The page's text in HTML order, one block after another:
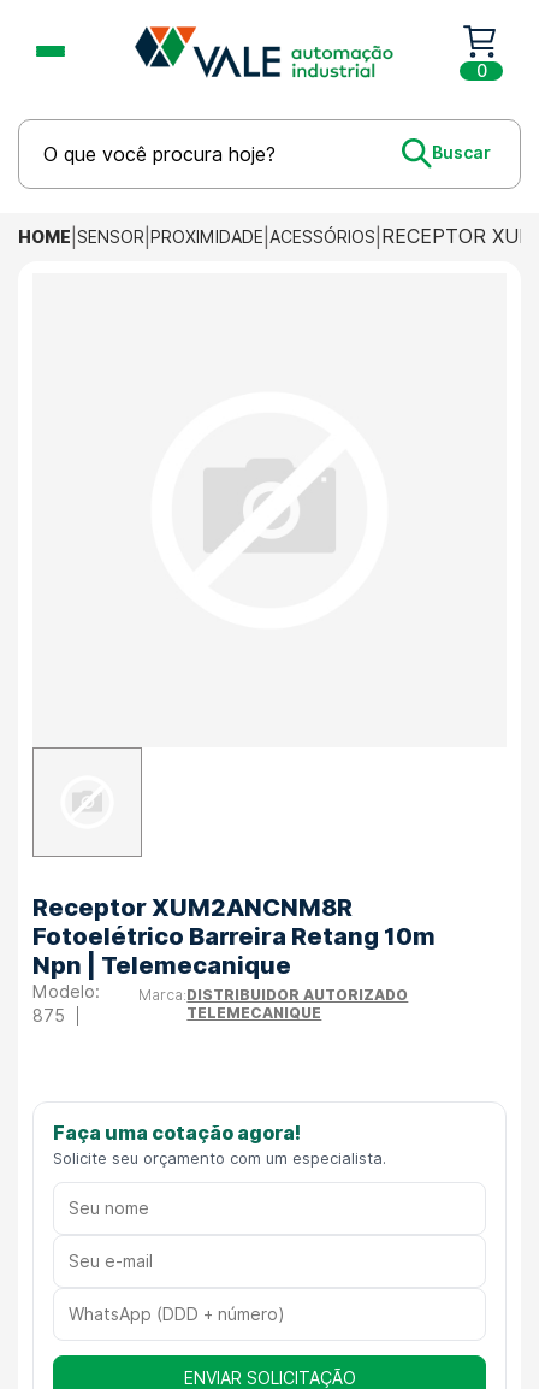
0
HOME SENSOR PROXIMIDADE ACESSÓRIOS RECEPTOR
Receptor XUM2ANCNM8R
Fotoelétrico Barreira Retang 10m
Npn | Telemecanique
875
DISTRIBUIDOR AUTORIZADO
TELEMECANIQUE
Faça uma cotação agora!
Solicite seu orçamento com um especialista.
ENVIAR SOLICITAÇÃO